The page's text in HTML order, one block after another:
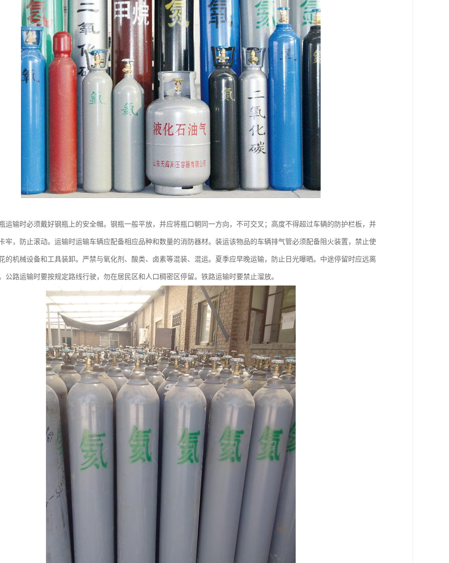
运输时必须戴好钢瓶上的安全帽。钢瓶一般平放，并应将瓶口朝同一方向，不可交叉；高度不得超过车辆的防护栏板，并
牢，防止滚动。运输时运输车辆应配备相应品种和数量的消防器材。装运该物品的车辆排气管必须配备阻火装置，禁止使
的机械设备和工具装卸。严禁与氧化剂、酸类、卤素等混装、混运。夏季应早晚运输，防止日光曝晒。中途停留时应远离
公路运输时要按规定路线行驶，勿在居民区和人口稠密区停留。铁路运输时要禁止溜放。